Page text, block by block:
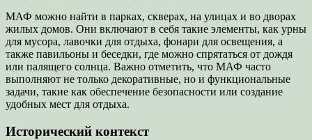
МАФ можно найти в парках, скверах, на улицах и во дворах
жилых домов. Они включают в себя такие элементы, как урны
для мусора, лавочки для отдыха, фонари для освещения, а
также павильоны и беседки, где можно спрятаться от дождя
или палящего солнца. Важно отметить, что МАФ часто
выполняют не только декоративные, но и функциональные
задачи, такие как обеспечение безопасности или создание
удобных мест для отдыха.
Исторический контекст